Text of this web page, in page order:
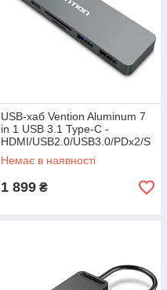
USB-хаб Vention Aluminum 7
in 1 USB 3.1 Type-C -
HDMI/USB2.0/USB3.0/PDх2/S
D/TF (CMHH0)
Немає в наявності
1 899 ₴